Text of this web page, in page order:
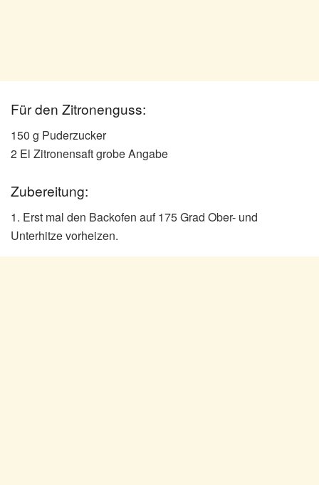
Für den Zitronenguss:
150 g Puderzucker
2 El Zitronensaft grobe Angabe
Zubereitung:
1. Erst mal den Backofen auf 175 Grad Ober- und
Unterhitze vorheizen.